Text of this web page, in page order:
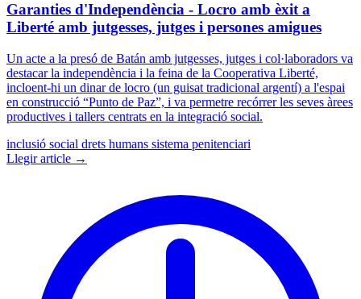
Garanties d'Independència - Locro amb èxit a
Liberté amb jutgesses, jutges i persones amigues
Un acte a la presó de Batán amb jutgesses, jutges i col·laboradors va
destacar la independència i la feina de la Cooperativa Liberté,
incloent-hi un dinar de locro (un guisat tradicional argentí) a l'espai
en construcció “Punto de Paz”, i va permetre recórrer les seves àrees
productives i tallers centrats en la integració social.
inclusió social drets humans sistema penitenciari
Llegir article →